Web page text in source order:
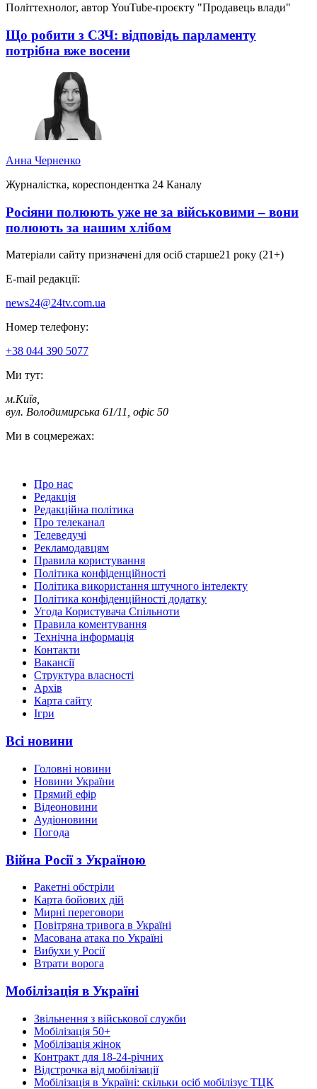
Політтехнолог, автор YouTube-проєкту "Продавець влади"
Що робити з СЗЧ: відповідь парламенту
потрібна вже восени
Анна Черненко
Журналістка, кореспондентка 24 Каналу
Росіяни полюють уже не за військовими – вони
полюють за нашим хлібом
Матеріали сайту призначені для осіб старше21 року (21+)
E-mail редакції:
news24@24tv.com.ua
Номер телефону:
+38 044 390 5077
Ми тут:
м.Київ
вул. Володимирська 61/11, офіс 50
Ми в соцмережах:
Про нас
Редакція
Редакційна політика
Про телеканал
Телеведучі
Рекламодавцям
Правила користування
Політика конфіденційності
Політика використання штучного інтелекту
Політика конфіденційності додатку
Угода Користувача Спільноти
Правила коментування
Технічна інформація
Контакти
Вакансії
Структура власності
Архів
Карта сайту
Ігри
Всі новини
Головні новини
Новини України
Прямий ефір
Відеоновини
Аудіоновини
Погода
Війна Росії з Україною
Ракетні обстріли
Карта бойових дій
Мирні переговори
Повітряна тривога в Україні
Масована атака по Україні
Вибухи у Росії
Втрати ворога
Мобілізація в Україні
Звільнення з військової служби
Мобілізація 50+
Мобілізація жінок
Контракт для 18-24-річних
Відстрочка від мобілізації
Мобілізація в Україні: скільки осіб мобілізує ТЦК